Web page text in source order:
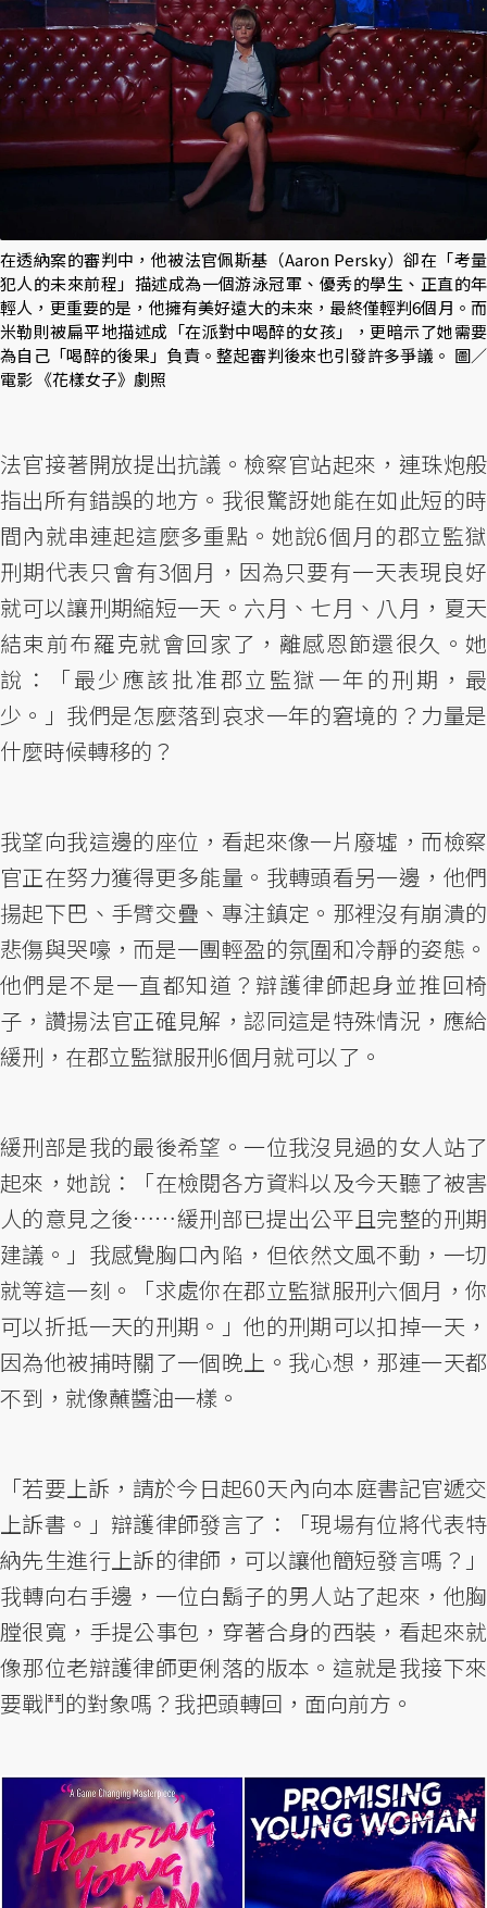
在透納案的審判中，他被法官佩斯基（Aaron Persky）卻在「考量
犯人的未來前程」描述成為一個游泳冠軍、優秀的學生、正直的年
輕人，更重要的是，他擁有美好遠大的未來，最終僅輕判6個月。而
米勒則被扁平地描述成「在派對中喝醉的女孩」，更暗示了她需要
為自己「喝醉的後果」負責。整起審判後來也引發許多爭議。 圖／
電影 《花樣女子》劇照
法官接著開放提出抗議。檢察官站起來，連珠炮般
指出所有錯誤的地方。我很驚訝她能在如此短的時
間內就串連起這麼多重點。她說6個月的郡立監獄
刑期代表只會有3個月，因為只要有一天表現良好
就可以讓刑期縮短一天。六月、七月、八月，夏天
結束前布羅克就會回家了，離感恩節還很久。她
說：「最少應該批准郡立監獄一年的刑期，最
少。」我們是怎麼落到哀求一年的窘境的？力量是
什麼時候轉移的？
我望向我這邊的座位，看起來像一片廢墟，而檢察
官正在努力獲得更多能量。我轉頭看另一邊，他們
揚起下巴、手臂交疊、專注鎮定。那裡沒有崩潰的
悲傷與哭嚎，而是一團輕盈的氛圍和冷靜的姿態。
他們是不是一直都知道？辯護律師起身並推回椅
子，讚揚法官正確見解，認同這是特殊情況，應給
緩刑，在郡立監獄服刑6個月就可以了。
緩刑部是我的最後希望。一位我沒見過的女人站了
起來，她說：「在檢閱各方資料以及今天聽了被害
人的意見之後……緩刑部已提出公平且完整的刑期
建議。」我感覺胸口內陷，但依然文風不動，一切
就等這一刻。「求處你在郡立監獄服刑六個月，你
可以折抵一天的刑期。」他的刑期可以扣掉一天，
因為他被捕時關了一個晚上。我心想，那連一天都
不到，就像蘸醬油一樣。
「若要上訴，請於今日起60天內向本庭書記官遞交
上訴書。」辯護律師發言了：「現場有位將代表特
納先生進行上訴的律師，可以讓他簡短發言嗎？」
我轉向右手邊，一位白鬍子的男人站了起來，他胸
膛很寬，手提公事包，穿著合身的西裝，看起來就
像那位老辯護律師更俐落的版本。這就是我接下來
要戰鬥的對象嗎？我把頭轉回，面向前方。